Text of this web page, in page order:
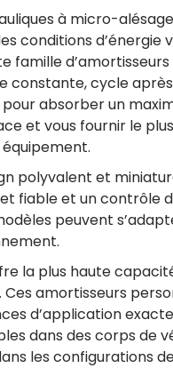
à micro-
conditions d’énergie
d’amortisseurs
cycle
absorber un
et vous fournir le
polyvalent et
fiable et un contrôle
peuvent
la plus haute
amortisseurs
d’application
dans des corps de
les configurations